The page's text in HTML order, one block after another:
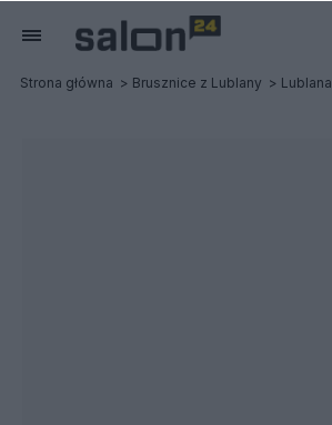
Strona główna Brusznice z Lublany Lublana